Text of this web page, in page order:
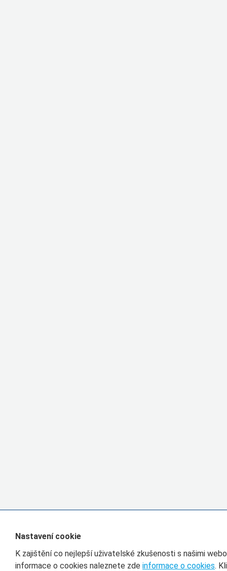
Nastavení cookie
K zajištění co nejlepší uživatelské zkušenosti s našimi
informace o cookies naleznete zde informace o cookies.